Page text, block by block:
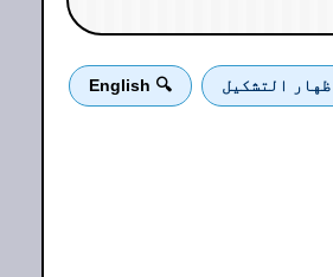
التشكيل 🔍 English